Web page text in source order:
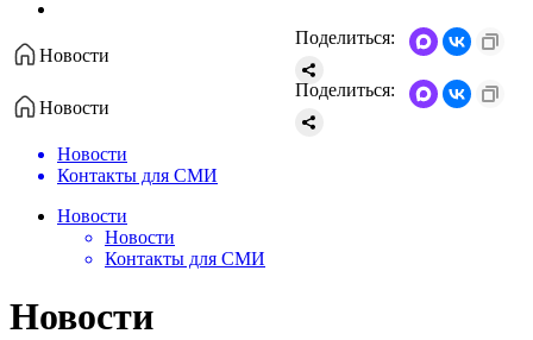
Новости
Поделиться:
Новости
Поделиться:
Новости
Контакты для СМИ
Новости
Новости
Контакты для СМИ
Новости